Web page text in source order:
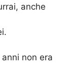
anche
non era